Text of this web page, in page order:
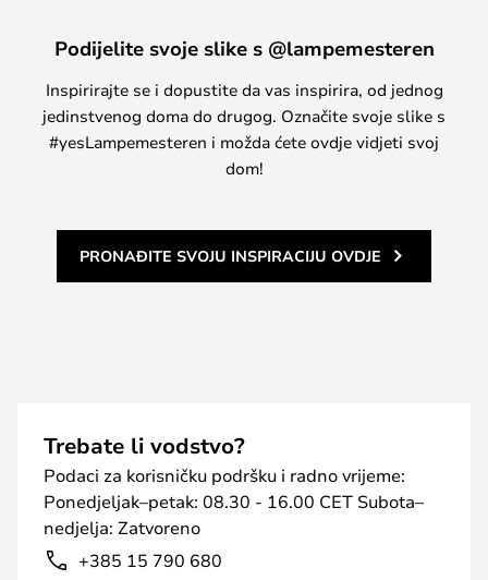
Podijelite svoje slike s @lampemesteren
Inspirirajte se i dopustite da vas inspirira, od jednog
jedinstvenog doma do drugog. Označite svoje slike s
#yesLampemesteren i možda ćete ovdje vidjeti svoj
dom!
PRONAĐITE SVOJU INSPIRACIJU OVDJE
Trebate li vodstvo?
Podaci za korisničku podršku i radno vrijeme:
Ponedjeljak–petak: 08.30 - 16.00 CET Subota–
nedjelja: Zatvoreno
+385 15 790 680